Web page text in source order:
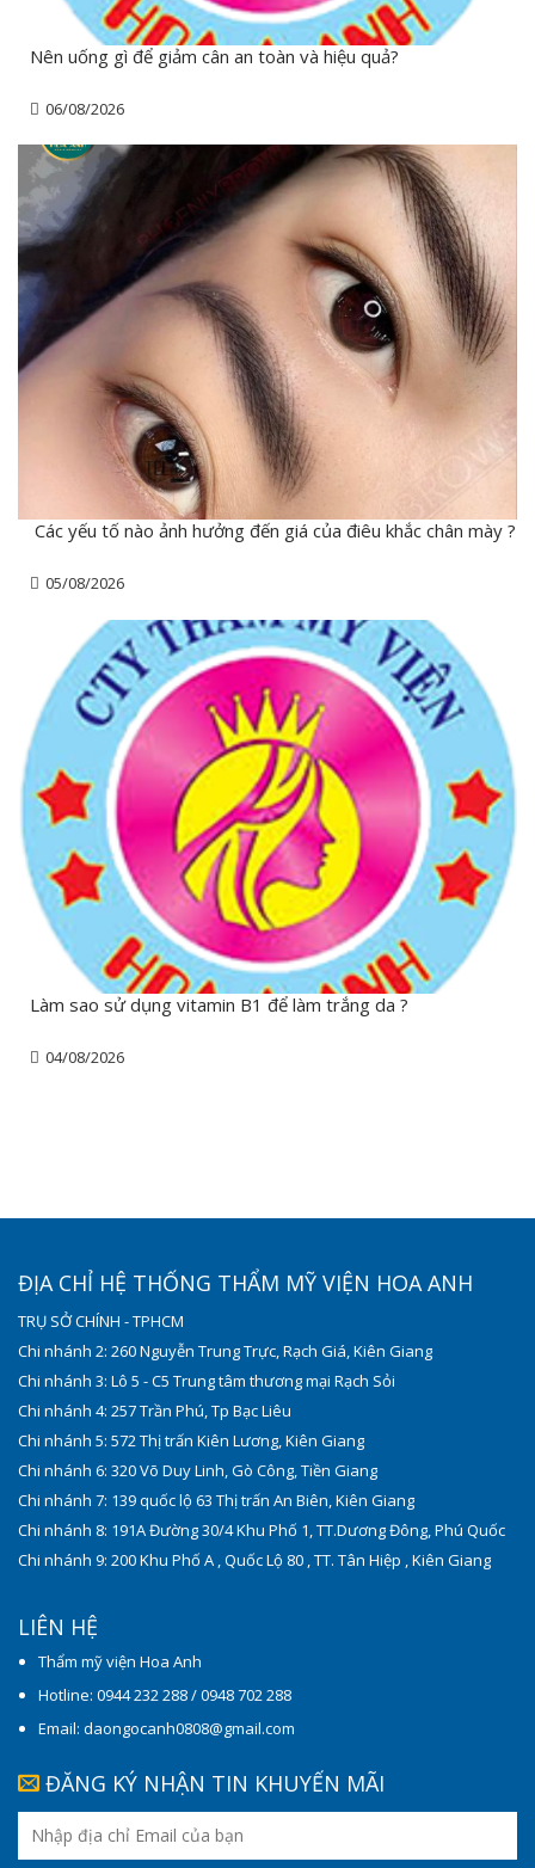
Nên uống gì để giảm cân an toàn và hiệu quả?
06/08/2026
Các yếu tố nào ảnh hưởng đến giá của điêu khắc chân mày ?
05/08/2026
Làm sao sử dụng vitamin B1 để làm trắng da ?
04/08/2026
ĐỊA CHỈ HỆ THỐNG THẨM MỸ VIỆN HOA ANH
TRỤ SỞ CHÍNH - TPHCM
Chi nhánh 2: 260 Nguyễn Trung Trực, Rạch Giá, Kiên Giang
Chi nhánh 3: Lô 5 - C5 Trung tâm thương mại Rạch Sỏi
Chi nhánh 4: 257 Trần Phú, Tp Bạc Liêu
Chi nhánh 5: 572 Thị trấn Kiên Lương, Kiên Giang
Chi nhánh 6: 320 Võ Duy Linh, Gò Công, Tiền Giang
Chi nhánh 7: 139 quốc lộ 63 Thị trấn An Biên, Kiên Giang
Chi nhánh 8: 191A Đường 30/4 Khu Phố 1, TT.Dương Đông, Phú Quốc
Chi nhánh 9: 200 Khu Phố A , Quốc Lộ 80 , TT. Tân Hiệp , Kiên Giang
LIÊN HỆ
Thẩm mỹ viện Hoa Anh
Hotline: 0944 232 288 / 0948 702 288
Email: daongocanh0808@gmail.com
ĐĂNG KÝ NHẬN TIN KHUYẾN MÃI